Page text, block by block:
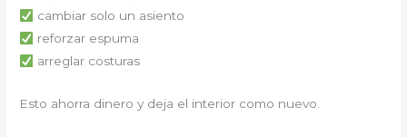
cambiar solo un asiento
reforzar espuma
arreglar costuras
Esto ahorra dinero y deja el interior como nuevo.